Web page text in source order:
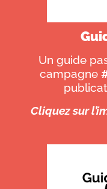
Un guide
campagne
Cliquez sur